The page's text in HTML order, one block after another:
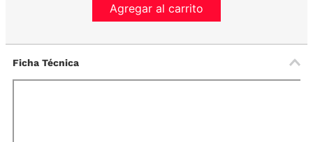
Agregar al carrito
Ficha Técnica